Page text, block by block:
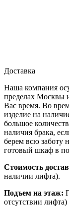
Доставка
Наша компания
пределах Москвы
Вас время. Во
изделие на
большое
наличия брака,
берем всю заботу
готовый шкаф в
Стоимость
наличии лифта).
Подъем на этаж:
отсутствии